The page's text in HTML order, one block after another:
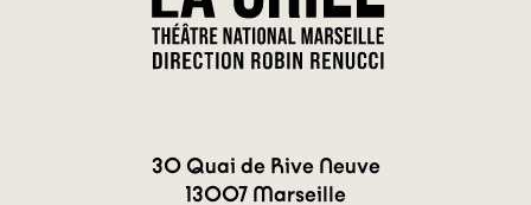
30 Quai de Rive Neuve
13007 Marseille